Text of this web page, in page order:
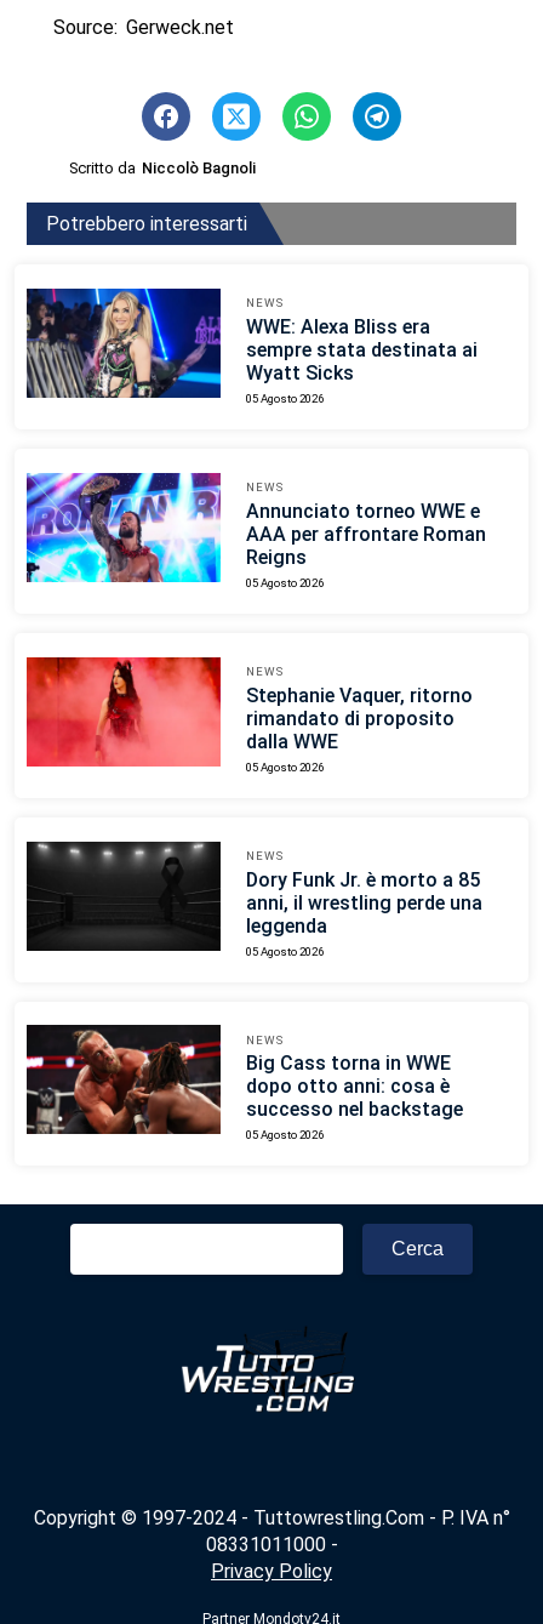
Source: Gerweck.net
Scritto da Niccolò Bagnoli
Potrebbero interessarti
NEWS
WWE: Alexa Bliss era
sempre stata destinata ai
Wyatt Sicks
05 Agosto 2026
NEWS
Annunciato torneo WWE e
AAA per affrontare Roman
Reigns
05 Agosto 2026
NEWS
Stephanie Vaquer, ritorno
rimandato di proposito
dalla WWE
05 Agosto 2026
NEWS
Dory Funk Jr. è morto a 85
anni, il wrestling perde una
leggenda
05 Agosto 2026
NEWS
Big Cass torna in WWE
dopo otto anni: cosa è
successo nel backstage
05 Agosto 2026
Copyright © 1997-2024 - Tuttowrestling.Com - P. IVA n°
08331011000 -
Privacy Policy
Partner Mondotv24.it